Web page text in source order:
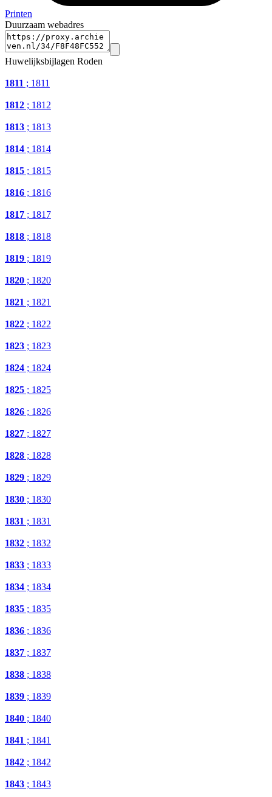
Printen
Duurzaam webadres
Huwelijksbijlagen Roden
1811 ; 1811
1812 ; 1812
1813 ; 1813
1814 ; 1814
1815 ; 1815
1816 ; 1816
1817 ; 1817
1818 ; 1818
1819 ; 1819
1820 ; 1820
1821 ; 1821
1822 ; 1822
1823 ; 1823
1824 ; 1824
1825 ; 1825
1826 ; 1826
1827 ; 1827
1828 ; 1828
1829 ; 1829
1830 ; 1830
1831 ; 1831
1832 ; 1832
1833 ; 1833
1834 ; 1834
1835 ; 1835
1836 ; 1836
1837 ; 1837
1838 ; 1838
1839 ; 1839
1840 ; 1840
1841 ; 1841
1842 ; 1842
1843 ; 1843